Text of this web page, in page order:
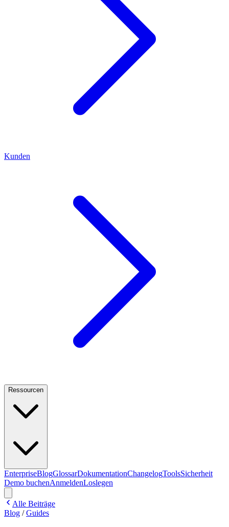
Kunden
Ressourcen
EnterpriseBlogGlossarDokumentationChangelogToolsSicherheit
Demo buchenAnmeldenLoslegen
Alle Beiträge
Blog /Guides